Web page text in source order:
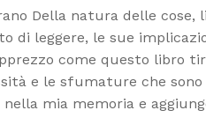
Della natura delle cose,
di leggere, le sue
come questo libro
e le sfumature che
nella mia memoria e